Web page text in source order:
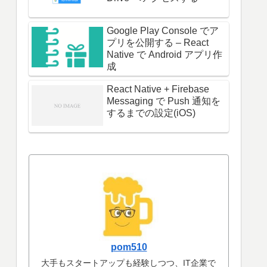
Google Play Console でア
プリを公開する – React
Native で Android アプリ作
成
React Native + Firebase
Messaging で Push 通知を
するまでの設定(iOS)
pom510
大手もスタートアップも経験しつつ、IT企業で